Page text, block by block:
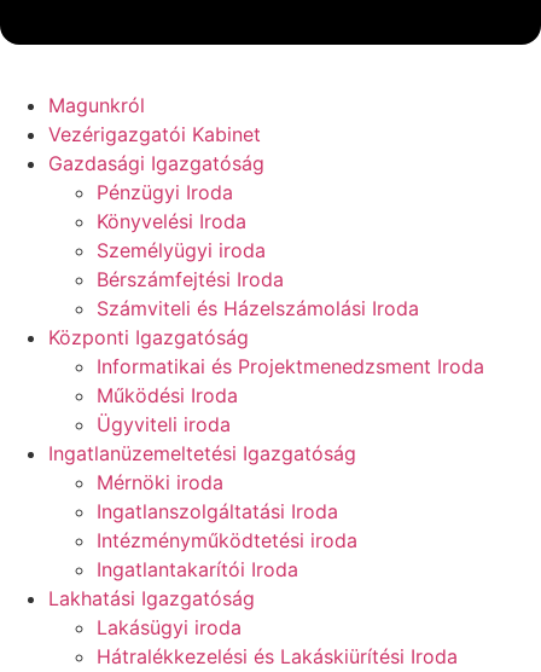
Magunkról
Vezérigazgatói Kabinet
Gazdasági Igazgatóság
Pénzügyi Iroda
Könyvelési Iroda
Személyügyi iroda
Bérszámfejtési Iroda
Számviteli és Házelszámolási Iroda
Központi Igazgatóság
Informatikai és Projektmenedzsment Iroda
Működési Iroda
Ügyviteli iroda
Ingatlanüzemeltetési Igazgatóság
Mérnöki iroda
Ingatlanszolgáltatási Iroda
Intézményműködtetési iroda
Ingatlantakarítói Iroda
Lakhatási Igazgatóság
Lakásügyi iroda
Hátralékkezelési és Lakáskiürítési Iroda